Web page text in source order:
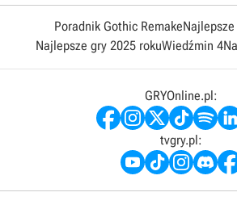
Poradnik Gothic Remake
Najlepsze gry 2025 rokuWiedźmin 4
GRYOnline.pl:
tvgry.pl: